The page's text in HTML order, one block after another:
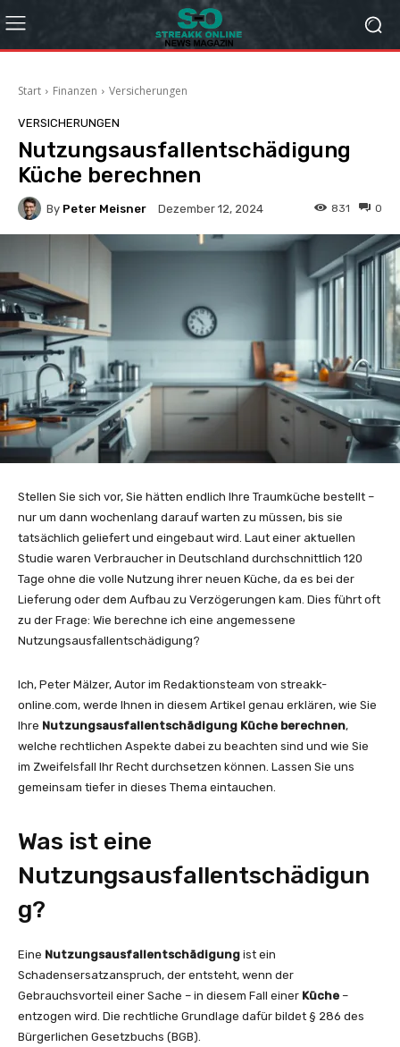
Start Finanzen Versicherungen
VERSICHERUNGEN
Nutzungsausfallentschädigung
Küche berechnen
By Peter Meisner Dezember 12, 2024 0
831
Stellen Sie sich vor, Sie hätten endlich Ihre Traumküche bestellt –
nur um dann wochenlang darauf warten zu müssen, bis sie
tatsächlich geliefert und eingebaut wird. Laut einer aktuellen
Studie waren Verbraucher in Deutschland durchschnittlich 120
Tage ohne die volle Nutzung ihrer neuen Küche, da es bei der
Lieferung oder dem Aufbau zu Verzögerungen kam. Dies führt oft
zu der Frage: Wie berechne ich eine angemessene
Nutzungsausfallentschädigung?
Ich, Peter Mälzer, Autor im Redaktionsteam von streakk-
online.com, werde Ihnen in diesem Artikel genau erklären, wie Sie
Ihre Nutzungsausfallentschädigung Küche berechnen,
welche rechtlichen Aspekte dabei zu beachten sind und wie Sie
im Zweifelsfall Ihr Recht durchsetzen können. Lassen Sie uns
gemeinsam tiefer in dieses Thema eintauchen.
Was ist eine
Nutzungsausfallentschädigun
g?
Eine Nutzungsausfallentschädigung ist ein
Schadensersatzanspruch, der entsteht, wenn der
Gebrauchsvorteil einer Sache – in diesem Fall einer Küche –
entzogen wird. Die rechtliche Grundlage dafür bildet § 286 des
Bürgerlichen Gesetzbuchs (BGB).